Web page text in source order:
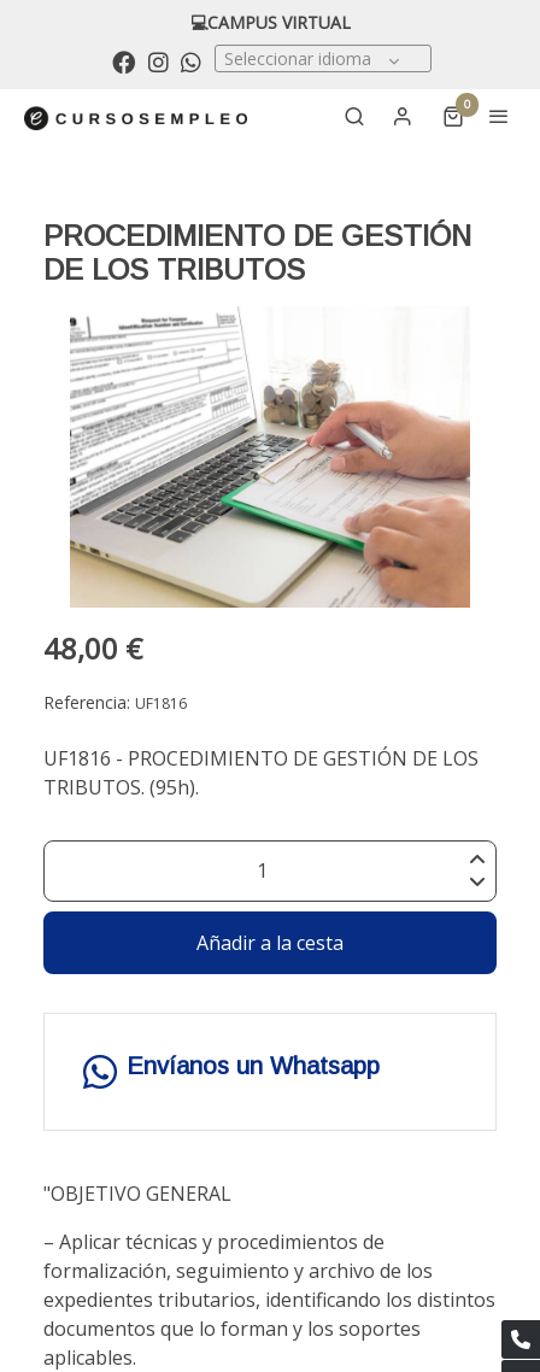
💻CAMPUS VIRTUAL
Seleccionar idioma
0
PROCEDIMIENTO DE GESTIÓN
DE LOS TRIBUTOS
48,00 €
Referencia: UF1816
UF1816 - PROCEDIMIENTO DE GESTIÓN DE LOS
TRIBUTOS. (95h).
Añadir a la cesta
Envíanos un Whatsapp
"OBJETIVO GENERAL
– Aplicar técnicas y procedimientos de
formalización, seguimiento y archivo de los
expedientes tributarios, identificando los distintos
documentos que lo forman y los soportes
aplicables.